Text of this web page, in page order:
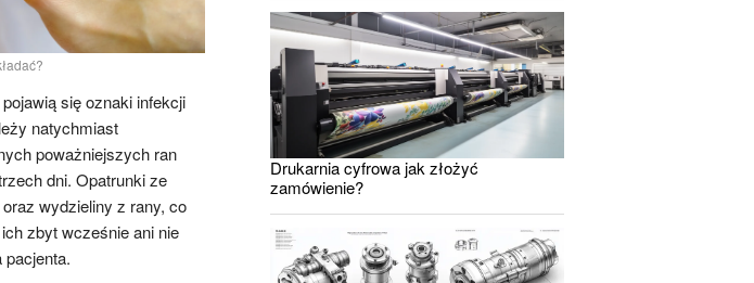
się oznaki infekcji
natychmiast
poważniejszych ran
dni. Opatrunki ze
wydzieliny z rany, co
zbyt wcześnie ani nie
pacjenta.
Drukarnia cyfrowa jak złożyć
zamówienie?